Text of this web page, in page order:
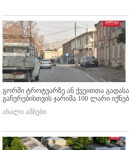
გორში ტროტუარზე ან ქვეითთა
გაჩერებისთვის ჯარიმა 100 ლარი
ახალი ამბები